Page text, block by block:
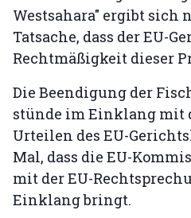
Westsahara" ergibt sich
Tatsache, dass der EU-
Rechtmäßigkeit dieser
Die Beendigung der
stünde im Einklang mit
Urteilen des EU-
Mal, dass die EU-
mit der EU-
Einklang bringt.